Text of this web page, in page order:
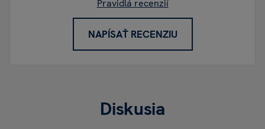
Pravidlá recenzií
NAPÍSAŤ RECENZIU
Diskusia